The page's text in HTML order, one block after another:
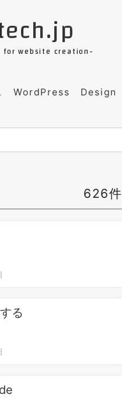
for website creation-
WordPress Design
626件
る